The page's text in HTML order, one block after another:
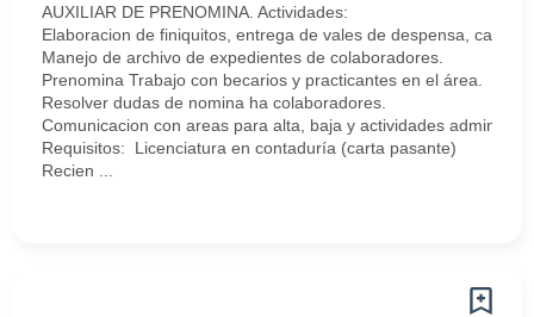
AUXILIAR DE PRENOMINA. Actividades:
Elaboracion de finiquitos, entrega de vales de despensa, cartas
Manejo de archivo de expedientes de colaboradores.
Prenomina Trabajo con becarios y practicantes en el área.
Resolver dudas de nomina ha colaboradores.
Comunicacion con areas para alta, baja y actividades
Requisitos: Licenciatura en contaduría (carta pasante)
Recien ...